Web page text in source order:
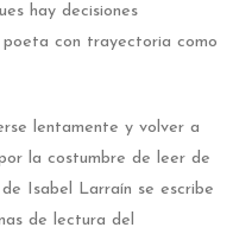
hay decisiones
con trayectoria como
lentamente y volver a
la costumbre de leer de
Isabel Larraín se escribe
de lectura del